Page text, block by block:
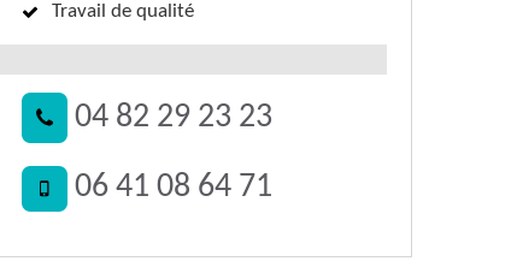
Travail de qualité
04 82 29 23 23
06 41 08 64 71